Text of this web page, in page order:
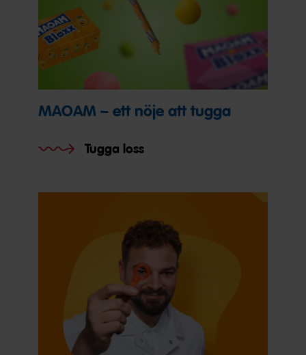
MAOAM – ett nöje att tugga
Tugga loss